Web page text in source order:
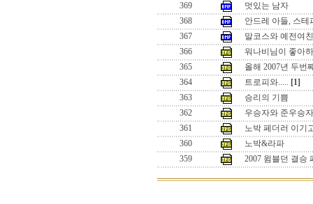
369
멋있는 남자
368
안드레 아들, 스테
367
말코스와 예전여친
366
워나비님이 좋아
365
올해 2007년 두번
364
트로피와..... [1]
363
승리의 기쁨
362
우승자와 준우승자
361
노박 페더러 이기
360
노박&라파
359
2007 윔블던 결승